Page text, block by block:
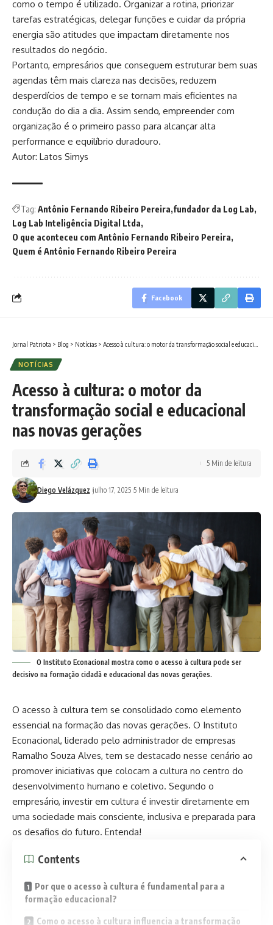
como o tempo é utilizado. Organizar a rotina, priorizar
tarefas estratégicas, delegar funções e cuidar da própria
energia são atitudes que impactam diretamente nos
resultados do negócio.
Portanto, empresários que conseguem estruturar bem suas
agendas têm mais clareza nas decisões, reduzem
desperdícios de tempo e se tornam mais eficientes na
condução do dia a dia. Assim sendo, empreender com
organização é o primeiro passo para alcançar alta
performance e equilíbrio duradouro.
Autor: Latos Simys
Tag: Antônio Fernando Ribeiro Pereira fundador da Log Lab
Log Lab Inteligência Digital Ltda
O que aconteceu com Antônio Fernando Ribeiro Pereira
Quem é Antônio Fernando Ribeiro Pereira
Facebook
Jornal Patriota > Blog > Notícias > Acesso à cultura: o motor da transformação social e educacional nas novas gerações
NOTÍCIAS
Acesso à cultura: o motor da
transformação social e educacional
nas novas gerações
Diego Velázquez julho 17, 2025 5 Min de leitura
5 Min de leitura
O Instituto Econacional mostra como o acesso à cultura pode ser
decisivo na formação cidadã e educacional das novas gerações.
O acesso à cultura tem se consolidado como elemento
essencial na formação das novas gerações. O Instituto
Econacional, liderado pelo administrador de empresas
Ramalho Souza Alves, tem se destacado nesse cenário ao
promover iniciativas que colocam a cultura no centro do
desenvolvimento humano e coletivo. Segundo o
empresário, investir em cultura é investir diretamente em
uma sociedade mais consciente, inclusiva e preparada para
os desafios do futuro. Entenda!
Contents
Por que o acesso à cultura é fundamental para a
formação educacional?
Como o acesso à cultura influencia a transformação